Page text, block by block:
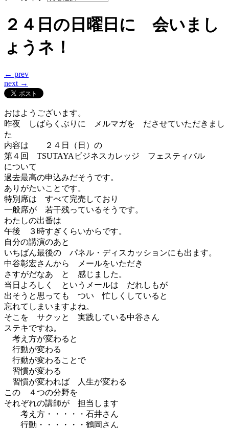
２４日の日曜日に 会いまし
ょうネ！
← prev
next →
おはようございます。
昨夜 しばらくぶりに メルマガを ださせていただきまし
た
内容は ２４日（日）の
第４回 TSUTAYAビジネスカレッジ フェスティバル
について
過去最高の申込みだそうです。
ありがたいことです。
特別席は すべて完売しており
一般席が 若干残っているそうです。
わたしの出番は
午後 ３時すぎくらいからです。
自分の講演のあと
いちばん最後の パネル・ディスカッションにも出ます。
中谷彰宏さんから メールをいただき
さすがだなあ と 感じました。
当日よろしく というメールは だれしもが
出そうと思っても つい 忙しくしていると
忘れてしまいますよね。
そこを サクッと 実践している中谷さん
ステキですね。
考え方が変わると
行動が変わる
行動が変わることで
習慣が変わる
習慣が変われば 人生が変わる
この ４つの分野を
それぞれの講師が 担当します
考え方・・・・・石井さん
行動・・・・・・鶴岡さん